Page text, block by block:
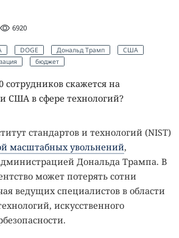
6920
DOGE Дональд Трамп
США
бюджет
сотрудников скажется на
США в сфере технологий?
стандартов и технологий (NIST)
масштабных увольнений,
Дональда Трампа. В
может потерять сотни
ведущих специалистов в области
искусственного